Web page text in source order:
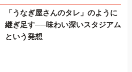
「うなぎ屋さんのタレ」のように
継ぎ足す──味わい深いスタジアム
という発想